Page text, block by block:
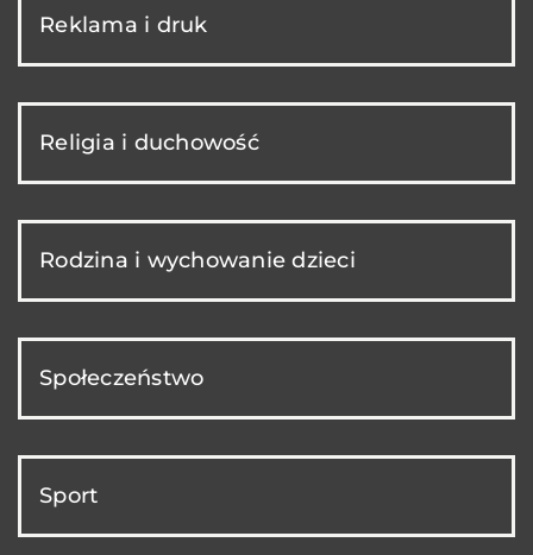
Reklama i druk
Religia i duchowość
Rodzina i wychowanie dzieci
Społeczeństwo
Sport